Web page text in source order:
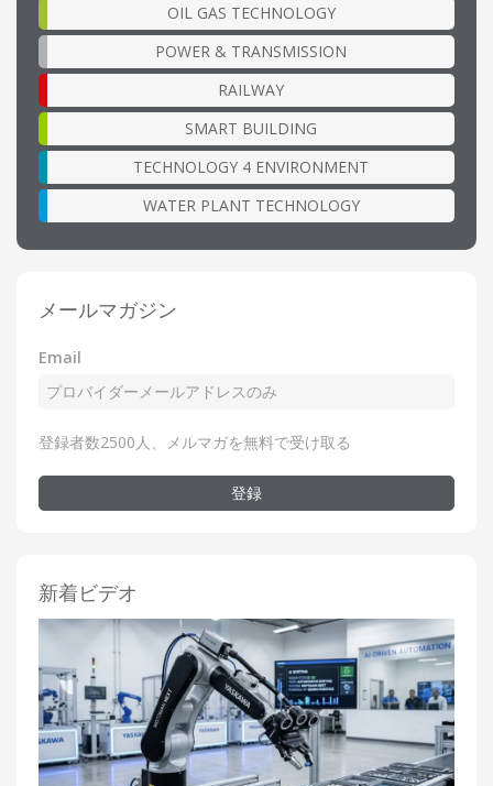
OIL GAS TECHNOLOGY
POWER & TRANSMISSION
RAILWAY
SMART BUILDING
TECHNOLOGY 4 ENVIRONMENT
WATER PLANT TECHNOLOGY
メールマガジン
Email
登録者数2500人、メルマガを無料で受け取る
登録
新着ビデオ